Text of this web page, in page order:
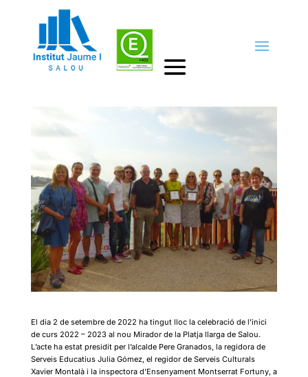
Inauguració del curs escolar
2022-2023
El dia 2 de setembre de 2022 ha tingut lloc la celebració de l’inici
de curs 2022 – 2023 al nou Mirador de la Platja llarga de Salou.
L’acte ha estat presidit per l’alcalde Pere Granados, la regidora de
Serveis Educatius Julia Gómez, el regidor de Serveis Culturals
Xavier Montalà i la inspectora d’Ensenyament Montserrat Fortuny, a